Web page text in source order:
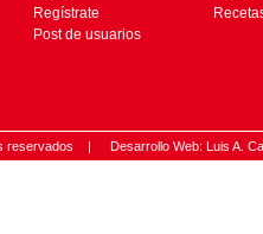
Regístrate
Post de usuarios
reservados | Desarrollo Web: Luis